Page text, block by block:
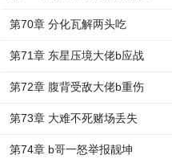
第70章 分化瓦解两头吃
第71章 东星压境大佬b应战
第72章 腹背受敌大佬b重伤
第73章 大难不死赌场丢失
第74章 b哥一怒举报靓坤